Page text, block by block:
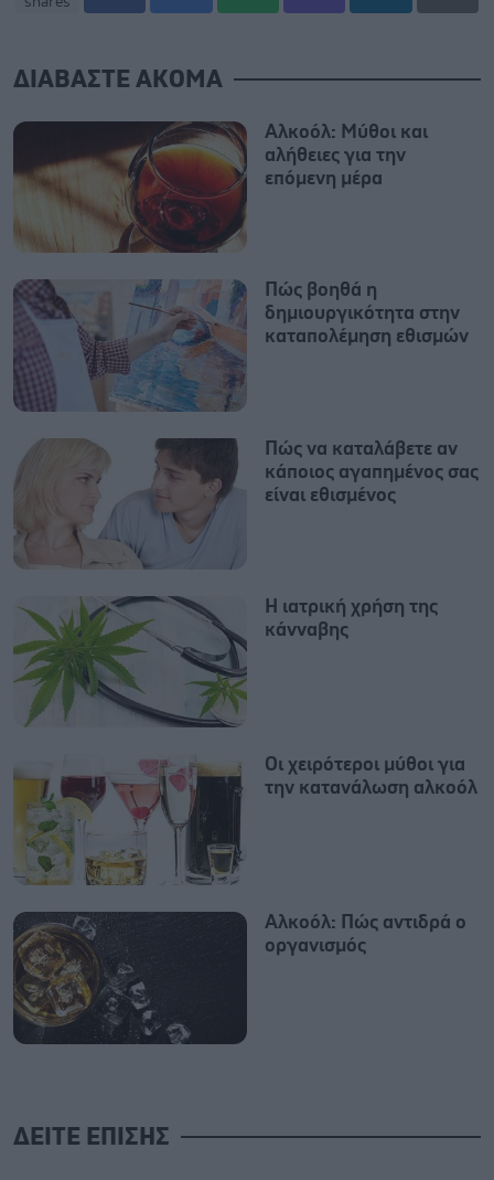
ΔΙΑΒΑΣΤΕ ΑΚΟΜΑ
Αλκοόλ: Μύθοι και
αλήθειες για την
επόμενη μέρα
Πώς βοηθά η
δημιουργικότητα στην
καταπολέμηση εθισμών
Πώς να καταλάβετε αν
κάποιος αγαπημένος σας
είναι εθισμένος
Η ιατρική χρήση της
κάνναβης
Οι χειρότεροι μύθοι για
την κατανάλωση αλκοόλ
Αλκοόλ: Πώς αντιδρά ο
οργανισμός
ΔΕΙΤΕ ΕΠΙΣΗΣ